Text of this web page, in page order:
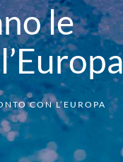
le
CON L’EUROPA